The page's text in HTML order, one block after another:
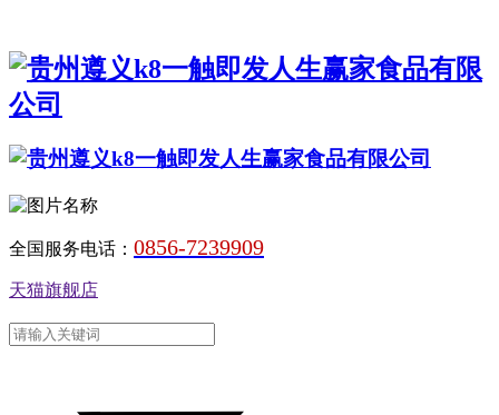
全国服务电话： 0856-7239909
天猫旗舰店